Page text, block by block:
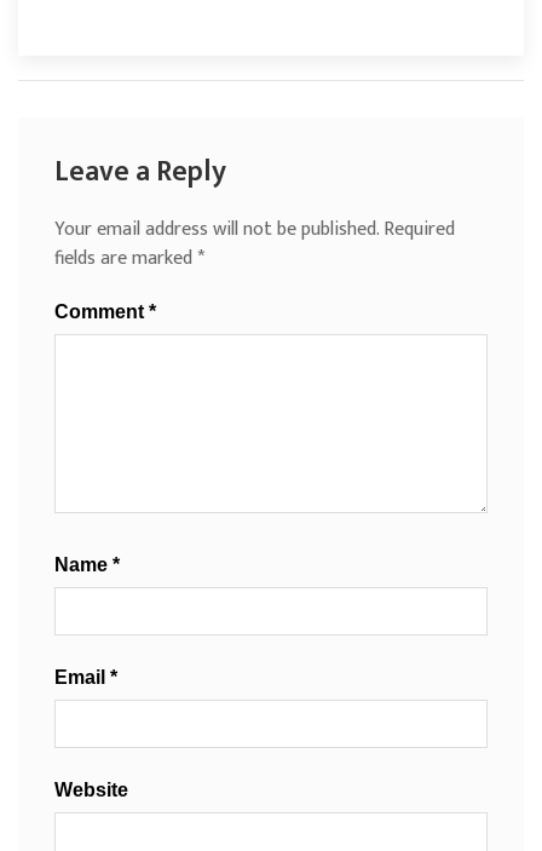
Leave a Reply
Your email address will not be published.Required
fields are marked*
Comment *
Name *
Email *
Website